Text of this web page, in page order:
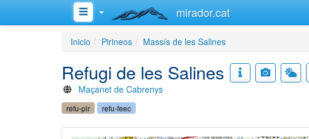
mirador.cat
Inicio Pirineos Massís de les Salines
Refugi de les Salines
Maçanet de Cabrenys
refu-pir refu-feec